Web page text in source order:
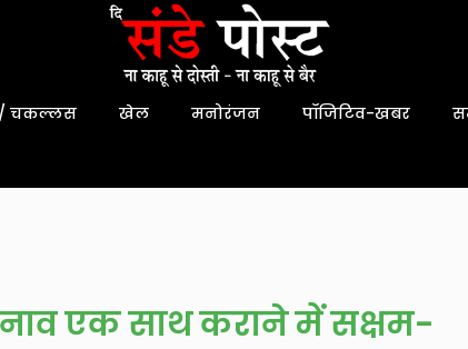
/ चकल्लस खेल मनोरंजन पॉजिटिव-खबर
एक साथ कराने में सक्षम-